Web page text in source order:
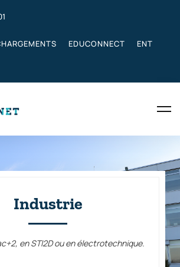
EDUCONNECT ENT
Industrie
en STI2D ou en électrotechnique.